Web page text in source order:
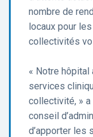
nombre de
locaux pour
collectivités
« Notre hôpital
services
collectivité, »
conseil
d’apporter les